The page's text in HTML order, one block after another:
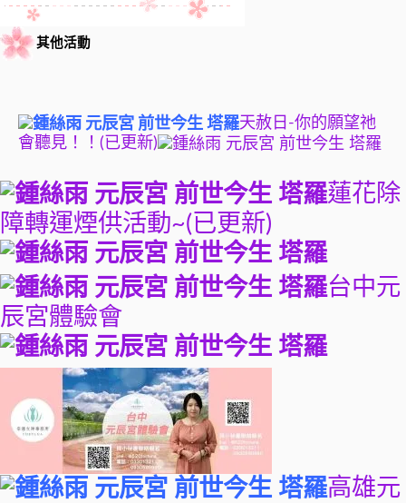
其他活動
天赦日-你的願望祂
會聽見！！(已更新)
蓮花除
障轉運煙供活動~(已更新)
台中元
辰宮體驗會
高雄元